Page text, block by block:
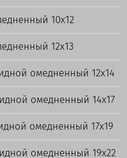
10х12
12х13
омедненный 12х14
омедненный 14х17
омедненный 17х19
омедненный 19х22